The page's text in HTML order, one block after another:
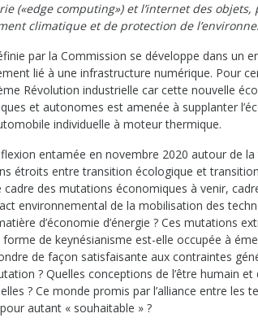
(«edge computing») et l’internet des
climatique et de protection de
par la Commission se développe dans un
lié à une infrastructure numérique. Pour
Révolution industrielle car cette nouvelle
et autonomes est amenée à supplanter
individuelle à moteur thermique.
entamée en novembre 2020 autour de
étroits entre transition écologique et
des mutations économiques à venir,
environnemental de la mobilisation des
d’économie d’énergie ? Ces mutations
de keynésianisme est-elle occupée à
de façon satisfaisante aux contraintes
? Quelles conceptions de l’être humain
? Ce monde promis par l’alliance entre les
autant « souhaitable » ?